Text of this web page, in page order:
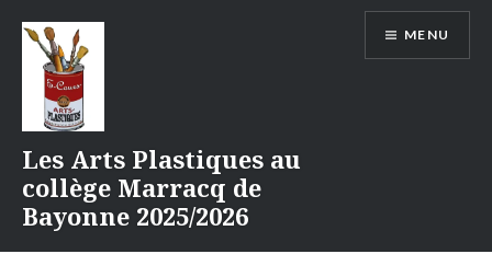
contenu
Les Arts Plastiques au
collège Marracq de
Bayonne 2025/2026
MENU